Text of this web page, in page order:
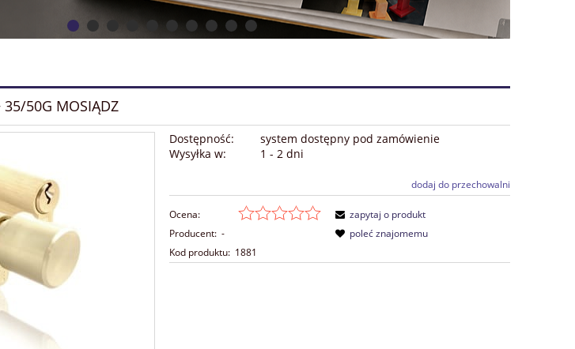
35/50G MOSIĄDZ
Dostępność:
system dostępny pod zamówienie
Wysyłka w:
1 - 2 dni
dodaj do przechowalni
Ocena:
Producent: -
Kod produktu: 1881
zapytaj o produkt
poleć znajomemu